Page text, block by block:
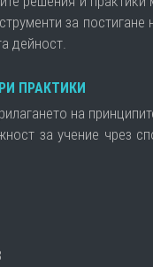
за постигане
дейност.
ПРАКТИКИ
на
за учение чрез